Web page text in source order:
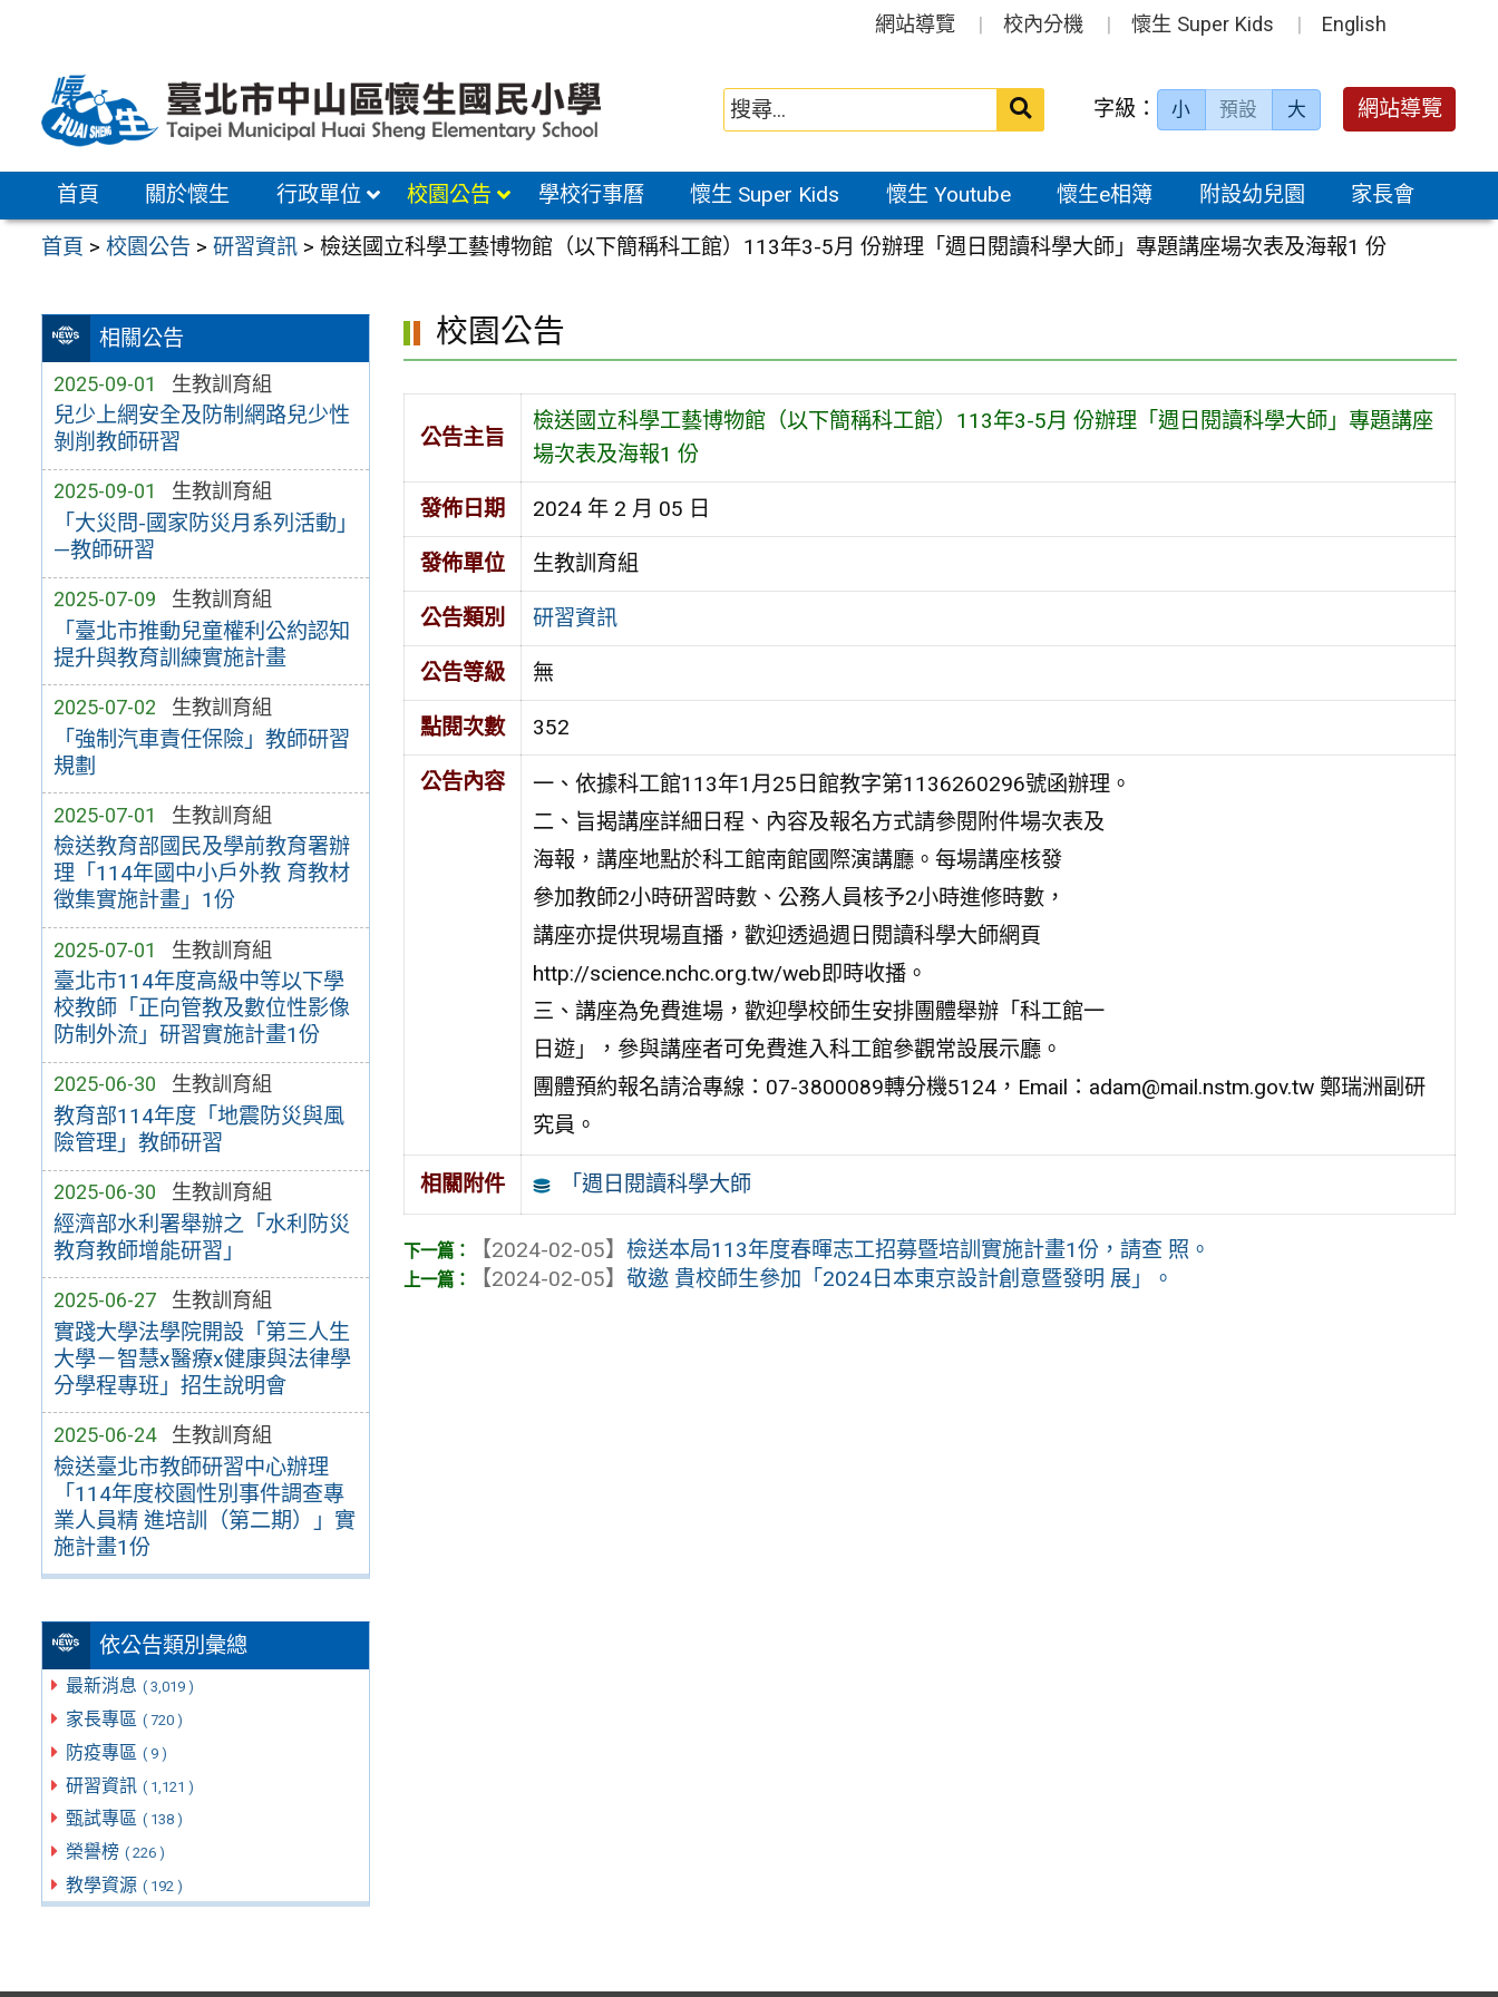
區
網站導覽 校內分機 懷生 Super Kids English
送出 字級： 小 預設 大 網站導覽
首頁 關於懷生 行政單位 校園公告 學校行事曆 懷生 Super Kids 懷生 Youtube 懷生e相簿 附設幼兒園 家長會
首頁 >校園公告 >研習資訊 >檢送國立科學工藝博物館（以下簡稱科工館）113年3-5月 份辦理「週日閱讀科學大師」專題講座場次表及海報1 份
相關公告
2025-09-01 生教訓育組
兒少上網安全及防制網路兒少性
剝削教師研習
2025-09-01 生教訓育組
「大災問-國家防災月系列活動」
—教師研習
2025-07-09 生教訓育組
「臺北市推動兒童權利公約認知
提升與教育訓練實施計畫
2025-07-02 生教訓育組
「強制汽車責任保險」教師研習
規劃
2025-07-01 生教訓育組
檢送教育部國民及學前教育署辦
理「114年國中小戶外教 育教材
徵集實施計畫」1份
2025-07-01 生教訓育組
臺北市114年度高級中等以下學
校教師「正向管教及數位性影像
防制外流」研習實施計畫1份
2025-06-30 生教訓育組
教育部114年度「地震防災與風
險管理」教師研習
2025-06-30 生教訓育組
經濟部水利署舉辦之「水利防災
教育教師增能研習」
2025-06-27 生教訓育組
實踐大學法學院開設「第三人生
大學－智慧x醫療x健康與法律學
分學程專班」招生說明會
2025-06-24 生教訓育組
檢送臺北市教師研習中心辦理
「114年度校園性別事件調查專
業人員精 進培訓（第二期）」實
施計畫1份
依公告類別彙總
最新消息 ( 3,019 )
家長專區 ( 720 )
防疫專區 ( 9 )
研習資訊 ( 1,121 )
甄試專區 ( 138 )
榮譽榜 ( 226 )
教學資源 ( 192 )
校園公告
公告主旨
檢送國立科學工藝博物館（以下簡稱科工館）113年3-5月 份辦理「週日閱讀科學大師」專題講座
場次表及海報1 份
發佈日期 2024 年 2 月 05 日
發佈單位 生教訓育組
公告類別 研習資訊
公告等級 無
點閱次數 352
公告內容
一、依據科工館113年1月25日館教字第1136260296號函辦理。
二、旨揭講座詳細日程、內容及報名方式請參閱附件場次表及
海報，講座地點於科工館南館國際演講廳。每場講座核發
參加教師2小時研習時數、公務人員核予2小時進修時數，
講座亦提供現場直播，歡迎透過週日閱讀科學大師網頁
http://science.nchc.org.tw/web即時收播。
三、講座為免費進場，歡迎學校師生安排團體舉辦「科工館一
日遊」，參與講座者可免費進入科工館參觀常設展示廳。
團體預約報名請洽專線：07-3800089轉分機5124，Email：adam@mail.nstm.gov.tw 鄭瑞洲副研
究員。
相關附件 「週日閱讀科學大師
【2024-02-05】檢送本局113年度春暉志工招募暨培訓實施計畫1份，請查 照。
【2024-02-05】敬邀 貴校師生參加「2024日本東京設計創意暨發明 展」。